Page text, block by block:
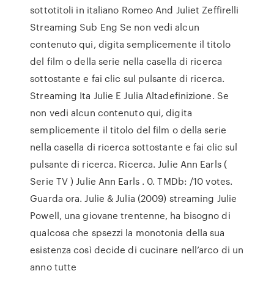
sottotitoli in italiano Romeo And Juliet Zeffirelli
Streaming Sub Eng Se non vedi alcun
contenuto qui, digita semplicemente il titolo
del film o della serie nella casella di ricerca
sottostante e fai clic sul pulsante di ricerca.
Streaming Ita Julie E Julia Altadefinizione. Se
non vedi alcun contenuto qui, digita
semplicemente il titolo del film o della serie
nella casella di ricerca sottostante e fai clic sul
pulsante di ricerca. Ricerca. Julie Ann Earls (
Serie TV ) Julie Ann Earls . 0. TMDb: /10 votes.
Guarda ora. Julie & Julia (2009) streaming Julie
Powell, una giovane trentenne, ha bisogno di
qualcosa che spsezzi la monotonia della sua
esistenza così decide di cucinare nell’arco di un
anno tutte